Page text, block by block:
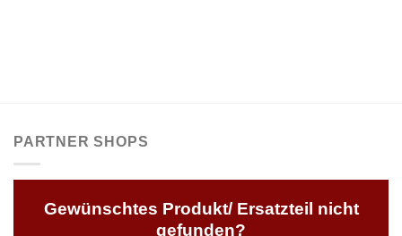
PARTNER SHOPS
Gewünschtes Produkt/ Ersatzteil nicht
gefunden?